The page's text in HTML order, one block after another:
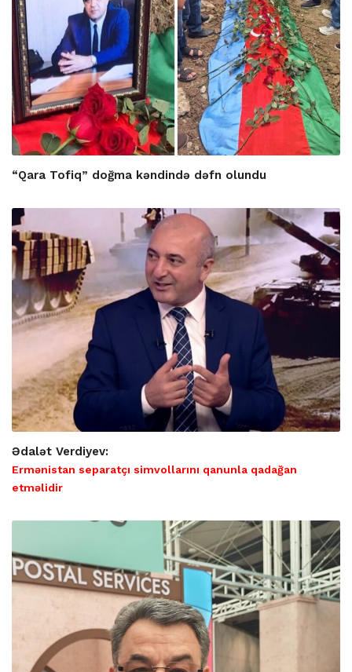
“Qara Tofiq” doğma kəndində dəfn olundu
Ədalət Verdiyev:
Ermənistan separatçı simvollarını qanunla qadağan
etməlidir